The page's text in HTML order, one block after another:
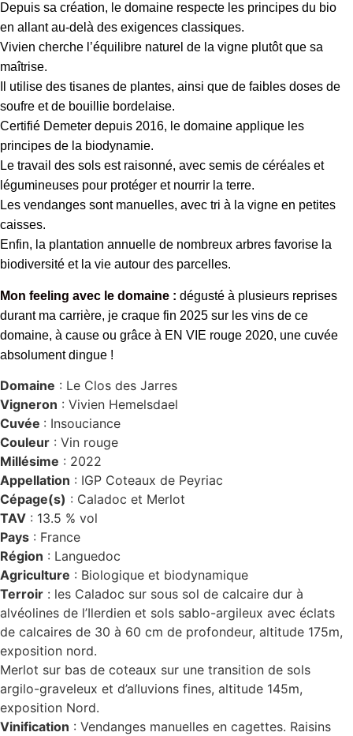
Depuis sa création, le domaine respecte les principes du bio
en allant au-delà des exigences classiques.
Vivien cherche l’équilibre naturel de la vigne plutôt que sa
maîtrise.
Il utilise des tisanes de plantes, ainsi que de faibles doses de
soufre et de bouillie bordelaise.
Certifié Demeter depuis 2016, le domaine applique les
principes de la biodynamie.
Le travail des sols est raisonné, avec semis de céréales et
légumineuses pour protéger et nourrir la terre.
Les vendanges sont manuelles, avec tri à la vigne en petites
caisses.
Enfin, la plantation annuelle de nombreux arbres favorise la
biodiversité et la vie autour des parcelles.
Mon feeling avec le domaine : dégusté à plusieurs reprises
durant ma carrière, je craque fin 2025 sur les vins de ce
domaine, à cause ou grâce à EN VIE rouge 2020, une cuvée
absolument dingue !
Domaine : Le Clos des Jarres
Vigneron : Vivien Hemelsdael
Cuvée : Insouciance
Couleur : Vin rouge
Millésime : 2022
Appellation : IGP Coteaux de Peyriac
Cépage(s) : Caladoc et Merlot
TAV : 13.5 % vol
Pays : France
Région : Languedoc
Agriculture : Biologique et biodynamique
Terroir : les Caladoc sur sous sol de calcaire dur à
alvéolines de l’Ilerdien et sols sablo-argileux avec éclats
de calcaires de 30 à 60 cm de profondeur, altitude 175m,
exposition nord.
Merlot sur bas de coteaux sur une transition de sols
argilo-graveleux et d’alluvions fines, altitude 145m,
exposition Nord.
Vinification : Vendanges manuelles en cagettes. Raisins